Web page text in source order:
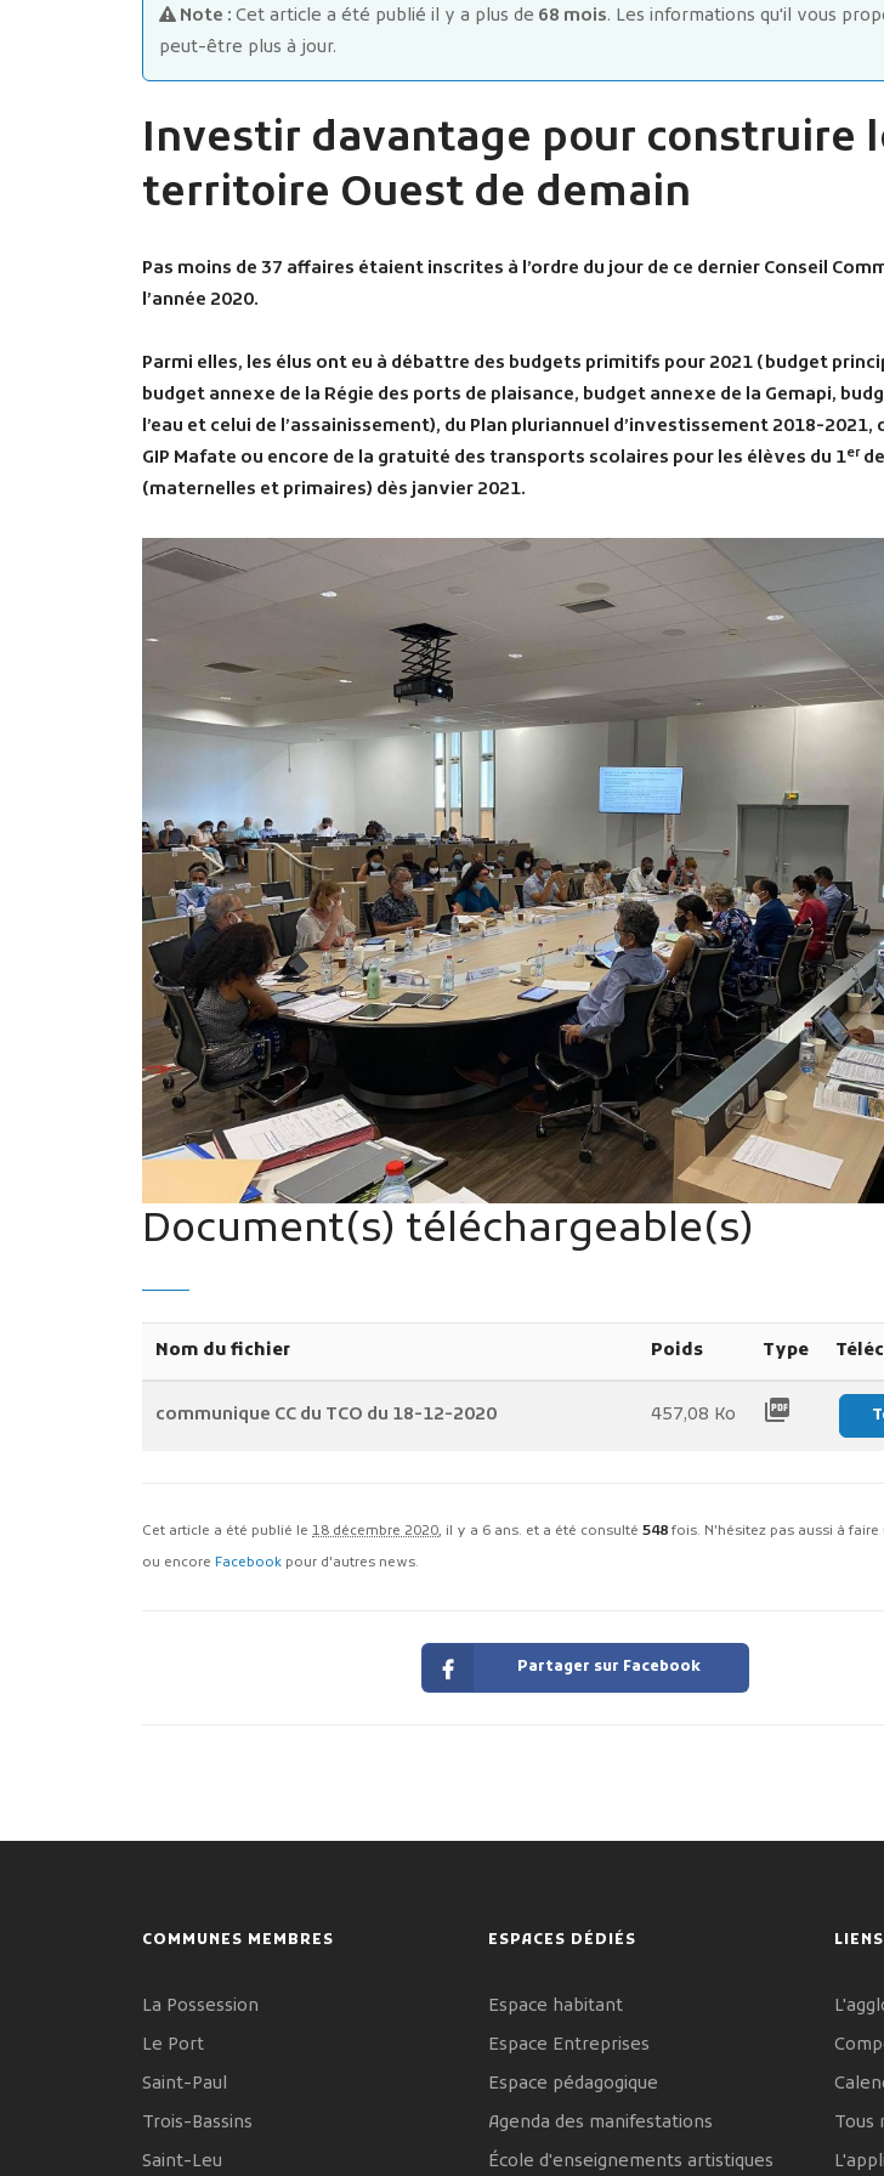
Note : Cet article a été publié il y a plus de 68 mois. Les informations qu'il vous
peut-être plus à jour.
Investir davantage pour construire
territoire Ouest de demain
Pas moins de 37 affaires étaient inscrites à l’ordre du jour de ce dernier Conseil
l’année 2020.
Parmi elles, les élus ont eu à débattre des budgets primitifs pour 2021 (budget
budget annexe de la Régie des ports de plaisance, budget annexe de la Gemapi,
l’eau et celui de l’assainissement), du Plan pluriannuel d’investissement 2018-2021,
GIP Mafate ou encore de la gratuité des transports scolaires pour les élèves du 1er
(maternelles et primaires) dès janvier 2021.
Document(s) téléchargeable(s)
Nom du fichier Poids Type
communique CC du TCO du 18-12-2020 457,08 Ko picture_as_pdf
Cet article a été publié le 18 décembre 2020, il y a 6 ans. et a été consulté 548 fois. N'hésitez pas aussi à faire
ou encore Facebook pour d'autres news.
Partager sur Facebook
COMMUNES MEMBRES
La Possession
Le Port
Saint-Paul
Trois-Bassins
Saint-Leu
ESPACES DÉDIÉS
Espace habitant
Espace Entreprises
Espace pédagogique
Agenda des manifestations
École d'enseignements artistiques
Tous